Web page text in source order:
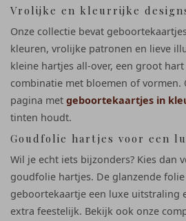
Vrolijke en kleurrijke
Onze collectie bevat
kleuren, vrolijke patronen en lieve
kleine hartjes all-over, een groot
combinatie met bloemen of vormen.
pagina met geboortekaartjes in
tinten houdt.
Goudfolie hartjes voor een
Wil je echt iets bijzonders? Kies dan
goudfolie hartjes. De glanzende
geboortekaartje een luxe uitstraling
extra feestelijk. Bekijk ook onze